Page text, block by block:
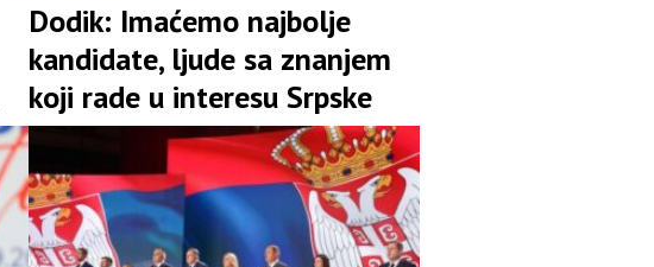
Dodik: Imaćemo najbolje
kandidate, ljude sa znanjem
koji rade u interesu Srpske